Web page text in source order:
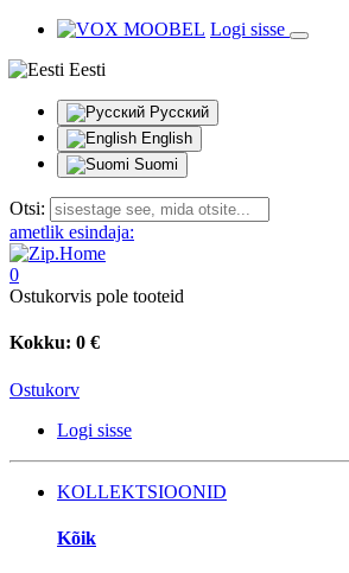
Logi sisse
Eesti
Русский
English
Suomi
Otsi:
ametlik esindaja:
0
Ostukorvis pole tooteid
Kokku: 0 €
Ostukorv
Logi sisse
KOLLEKTSIOONID
Kõik